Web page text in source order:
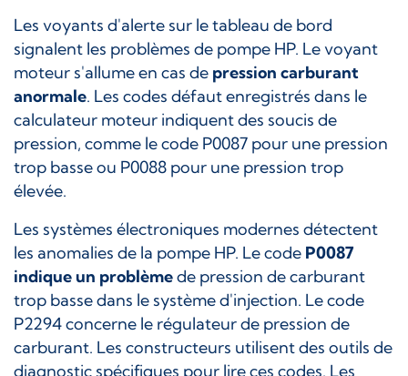
Les voyants d'alerte sur le tableau de bord
signalent les problèmes de pompe HP. Le voyant
moteur s'allume en cas de pression carburant
anormale. Les codes défaut enregistrés dans le
calculateur moteur indiquent des soucis de
pression, comme le code P0087 pour une pression
trop basse ou P0088 pour une pression trop
élevée.
Les systèmes électroniques modernes détectent
les anomalies de la pompe HP. Le code P0087
indique un problèmede pression de carburant
trop basse dans le système d'injection. Le code
P2294 concerne le régulateur de pression de
carburant. Les constructeurs utilisent des outils de
diagnostic spécifiques pour lire ces codes. Les